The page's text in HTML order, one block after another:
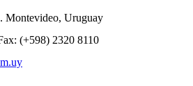
Montevideo, Uruguay
(+598) 2320 8110